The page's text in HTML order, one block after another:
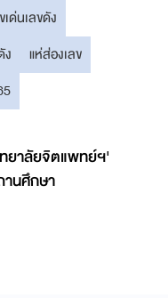
เด่นเลขดัง
ง
แห่ส่องเลข
ยาลัยจิตแพทย์ฯ'
านศึกษา